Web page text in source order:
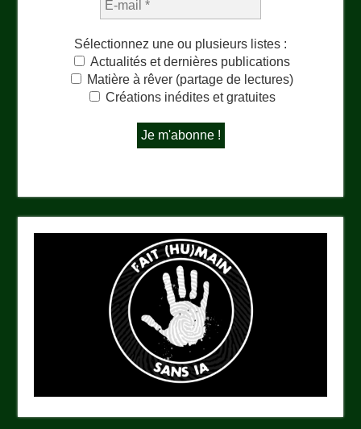
Sélectionnez une ou plusieurs listes :
Actualités et dernières publications
Matière à rêver (partage de lectures)
Créations inédites et gratuites